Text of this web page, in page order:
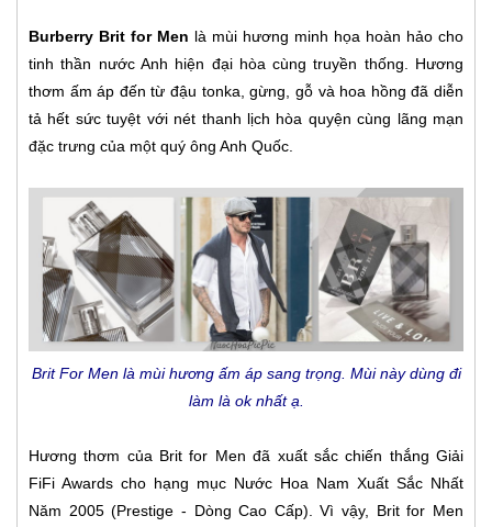
Burberry Brit for Men là mùi hương minh họa hoàn hảo cho
tinh thần nước Anh hiện đại hòa cùng truyền thống. Hương
thơm ấm áp đến từ đậu tonka, gừng, gỗ và hoa hồng đã diễn
tả hết sức tuyệt với nét thanh lịch hòa quyện cùng lãng mạn
đặc trưng của một quý ông Anh Quốc.
Brit For Men là mùi hương ấm áp sang trọng. Mùi này dùng đi
làm là ok nhất ạ.
Hương thơm của Brit for Men đã xuất sắc chiến thắng Giải
FiFi Awards cho hạng mục Nước Hoa Nam Xuất Sắc Nhất
Năm 2005 (Prestige - Dòng Cao Cấp). Vì vậy, Brit for Men